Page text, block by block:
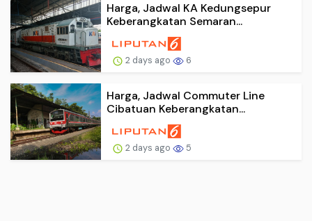
Harga, Jadwal KA Kedungsepur
Keberangkatan Semaran...
2 days ago 6
Harga, Jadwal Commuter Line
Cibatuan Keberangkatan...
2 days ago 5